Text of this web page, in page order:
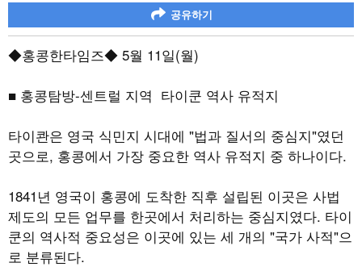
공유하기
◆홍콩한타임즈◆ 5월 11일(월)
■ 홍콩탐방-센트럴 지역 타이쿤 역사 유적지
타이콴은 영국 식민지 시대에 "법과 질서의 중심지"였던
곳으로, 홍콩에서 가장 중요한 역사 유적지 중 하나이다.
1841 년 영국이 홍콩에 도착한 직후 설립된 이곳은 사법
제도의 모든 업무를 한곳에서 처리하는 중심지였다. 타이
쿤의 역사적 중요성은 이곳에 있는 세 개의 "국가 사적"으
로 분류된다.